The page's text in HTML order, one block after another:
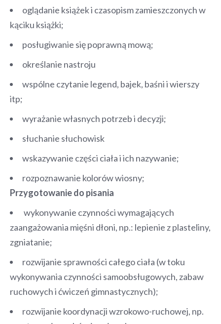
oglądanie książek i czasopism zamieszczonych w
kąciku książki;
posługiwanie się poprawną mową;
określanie nastroju
wspólne czytanie legend, bajek, baśni i wierszy
itp;
wyrażanie własnych potrzeb i decyzji;
słuchanie słuchowisk
wskazywanie części ciała i ich nazywanie;
rozpoznawanie kolorów wiosny;
Przygotowanie do pisania
wykonywanie czynności wymagających
zaangażowania mięśni dłoni, np.: lepienie z plasteliny,
zgniatanie;
rozwijanie sprawności całego ciała (w toku
wykonywania czynności samoobsługowych, zabaw
ruchowych i ćwiczeń gimnastycznych);
rozwijanie koordynacji wzrokowo-ruchowej, np.